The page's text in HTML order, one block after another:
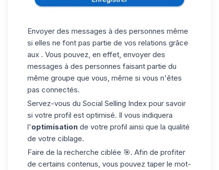
Envoyer des messages à des personnes même
si elles ne font pas partie de vos relations grâce
aux . Vous pouvez, en effet, envoyer des
messages à des personnes faisant partie du
même groupe que vous, même si vous n'êtes
pas connectés.
Servez-vous du Social Selling Index pour savoir
si votre profil est optimisé. Il vous indiquera
l'optimisation de votre profil ainsi que la qualité
de votre ciblage.
Faire de la recherche ciblée 🎯. Afin de profiter
de certains contenus, vous pouvez taper le mot-